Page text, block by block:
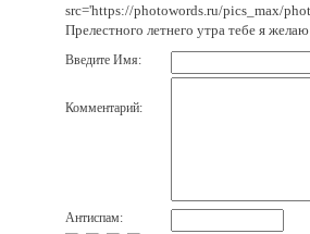
src='https://photowords.ru/pics_max/
Прелестного летнего утра тебе я
Введите Имя:
Комментарий:
Антиспам: